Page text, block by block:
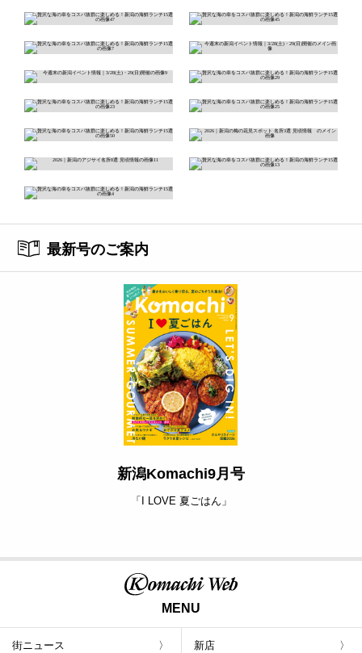
最新号のご案内
新潟Komachi9月号
「I LOVE 夏ごはん」
MENU
街ニュース 新店